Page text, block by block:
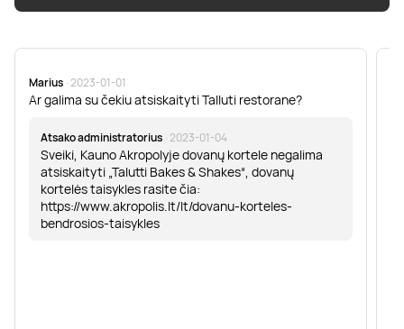
Marius · 2023-01-01
Ar galima su čekiu atsiskaityti Talluti restorane?
Atsako administratorius · 2023-01-04
Sveiki, Kauno Akropolyje dovanų kortele negalima
atsiskaityti „Talutti Bakes & Shakes“, dovanų
kortelės taisykles rasite čia:
https://www.akropolis.lt/lt/dovanu-korteles-
bendrosios-taisykles